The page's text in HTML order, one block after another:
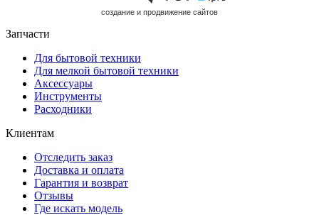
cоздание и продвижение сайтов
Запчасти
Для бытовой техники
Для мелкой бытовой техники
Аксессуары
Инструменты
Расходники
Клиентам
Отследить заказ
Доставка и оплата
Гарантия и возврат
Отзывы
Где искать модель